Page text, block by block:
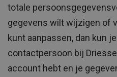
totale
gegevens wilt wijzigen of
kunt aanpassen, dan kun
contactpersoon bij
account hebt en je